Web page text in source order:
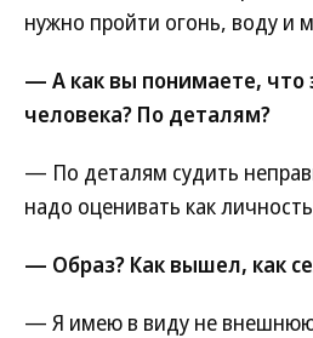
нужно пройти огонь, воду и
— А как вы понимаете, что
человека? По деталям?
— По деталям судить
надо оценивать как
— Образ? Как вышел, как
— Я имею в виду не внешнюю